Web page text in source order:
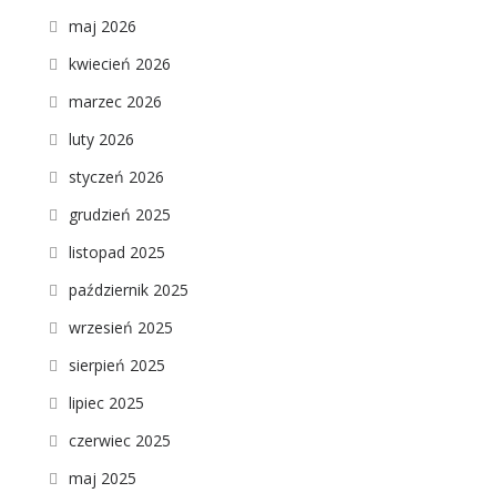
maj 2026
kwiecień 2026
marzec 2026
luty 2026
styczeń 2026
grudzień 2025
listopad 2025
październik 2025
wrzesień 2025
sierpień 2025
lipiec 2025
czerwiec 2025
maj 2025